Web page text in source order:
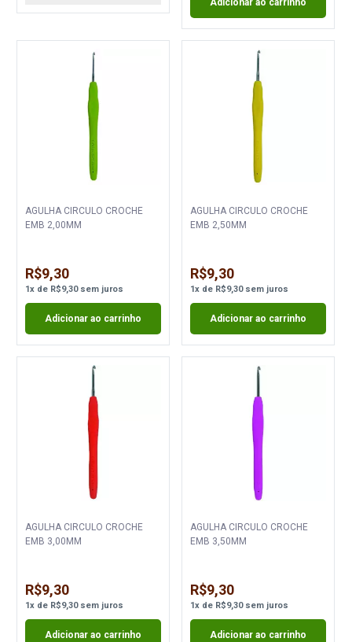
AGULHA CIRCULO CROCHE
EMB 2,00MM
R$9,30
1x de R$9,30sem juros
Adicionar ao carrinho
AGULHA CIRCULO CROCHE
EMB 2,50MM
R$9,30
1xde R$9,30sem juros
Adicionar ao carrinho
AGULHA CIRCULO CROCHE
EMB 3,00MM
R$9,30
1x de R$9,30sem juros
Adicionar ao carrinho
AGULHA CIRCULO CROCHE
EMB 3,50MM
R$9,30
1xde R$9,30sem juros
Adicionar ao carrinho